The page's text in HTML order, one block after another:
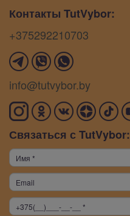
Контакты TutVybor:
+375292210703
info@tutvybor.by
Связаться с TutVybor: